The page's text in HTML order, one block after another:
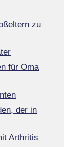
zu
für Oma
der in
Arthritis